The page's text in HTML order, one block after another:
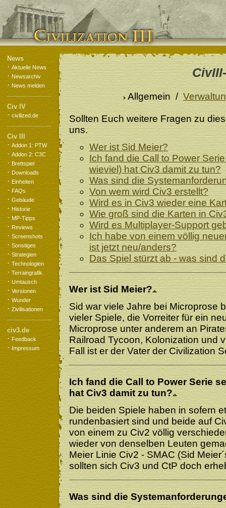
News
· Aktuelle News
· Newsarchiv
· News melden
Civ IV
· civilized.de
Civ III
· Addon 1: PTW
· Addon 2: C3C
· Brettspiel
· Downloads
· Einheiten
· FAQs
· Gebäude
· Historie
· MP-Tipps
· Reviews
· Screenshots
· Sonstiges
· Strategien
· Technologien
· Terraingrafik
· Umtausch
· Versionen
· Wunder
· Zivilisationen
civ3.de
· Feedback
· Impressum
Allgemein /
Sollten Euch weitere Fragen zu
uns.
Wer ist Sid Meier?
Ich fand die Call to Power
wieviel) hat Civ3 damit zu tun?
Was sind die
Von wem wird Civ3 erstellt?
Wird es in Civ3 wieder eine
Wie groß sind die Karten in
Wird es Multiplayer-Support
Ich habe von einem völlig
ist jetzt neu/anders?
Das Spiel stürzt ab - was sind
Wer ist Sid Meier?
Sid war viele Jahre bei Microprose
vieler Spiele, die Vorreiter für ein
Microprose unter anderem an
Railroad Tycoon, Kolonization und
Fall ist er der Vater der Civilization
Ich fand die Call to Power Serie
hat Civ3 damit zu tun?
Die beiden Spiele haben in sofern
rundenbasiert sind und beide auf
von einem zu Civ2 völlig
wieder von denselben Leuten
Meier Linie Civ2 - SMAC (Sid
sollten sich Civ3 und CtP doch
Was sind die